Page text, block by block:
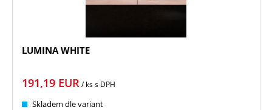
LUMINA WHITE
191,19 EUR / kss DPH
Skladem dle variant